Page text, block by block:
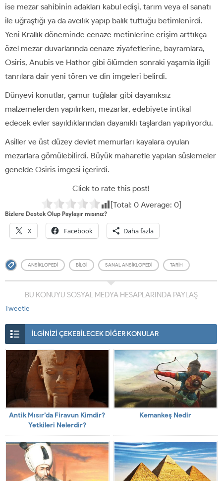
ise mezar sahibinin adakları kabul edişi, tarım veya el sanatı
ile uğraştığı ya da avcılık yapıp balık tuttuğu betimlenirdi.
Yeni Krallık döneminde cenaze metinlerine erişim arttıkça
özel mezar duvarlarında cenaze ziyafetlerine, bayramlara,
Osiris, Anubis ve Hathor gibi ölümden sonraki yaşamla ilgili
tanrılara dair yeni tören ve din imgeleri belirdi.
Dünyevi konutlar, çamur tuğlalar gibi dayanıksız
malzemelerden yapılırken, mezarlar, edebiyete intikal
edecek evler sayıldıklarından dayanıklı taşlardan yapılıyordu.
Asiller ve üst düzey devlet memurları kayalara oyulan
mezarlara gömülebilirdi. Büyük maharetle yapılan süslemeler
genelde Osiris imgesi içerirdi.
Click to rate this post!
[Total: 0Average: 0]
Bizlere Destek Olup Paylaşır mısınız?
X Facebook Daha fazla
ANSIKLOPEDI BILGI SANAL ANSIKLOPEDI TARIH
BU KONUYU SOSYAL MEDYA HESAPLARINDA PAYLAŞ
Tweetle
İLGİNİZİ ÇEKEBİLECEK DİĞER KONULAR
Antik Mısır’da Firavun Kimdir?
Yetkileri Nelerdir?
Kemankeş Nedir